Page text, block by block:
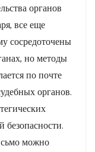
органов
все еще
сосредоточены
но методы
по почте
органов.
можно